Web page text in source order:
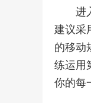
进
建议采
的移动
练运用
你的每